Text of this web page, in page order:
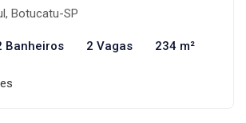
Botucatu-SP
Banheiros 2 Vagas 234 m²